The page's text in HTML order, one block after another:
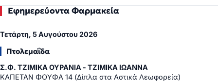
Εφημερεύοντα Φαρμακεία
Τετάρτη, 5 Αυγούστου 2026
Πτολεμαΐδα
Σ.Φ. ΤΖΙΜΙΚΑ ΟΥΡΑΝΙΑ - ΤΖΙΜΙΚΑ ΙΩΑΝΝΑ
ΚΑΠΕΤΑΝ ΦΟΥΦΑ 14 (Δίπλα στα Αστικά Λεωφορεία)